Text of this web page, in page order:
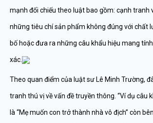
mạnh đối chiếu theo luật bao gồm: cạnh tranh
những tiêu chí sản phẩm không đúng với chất
bố hoặc đưa ra những câu khẩu hiệu mang
xác.
Theo quan điểm của luật sư Lê Minh Trường,
tranh thú vị về vấn đề truyền thông. “Ví dụ câu
là “Mẹ muốn con trở thành nhà vô địch” còn